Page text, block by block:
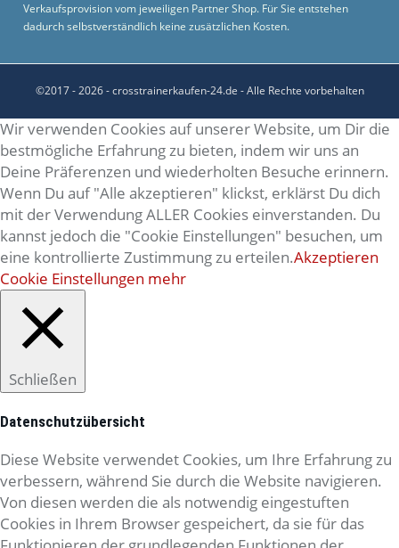
Verkaufsprovision vom jeweiligen Partner Shop. Für Sie entstehen
dadurch selbstverständlich keine zusätzlichen Kosten.
©2017 - 2026 - crosstrainerkaufen-24.de - Alle Rechte vorbehalten
Wir verwenden Cookies auf unserer Website, um Dir die
bestmögliche Erfahrung zu bieten, indem wir uns an
Deine Präferenzen und wiederholten Besuche erinnern.
Wenn Du auf "Alle akzeptieren" klickst, erklärst Du dich
mit der Verwendung ALLER Cookies einverstanden. Du
kannst jedoch die "Cookie Einstellungen" besuchen, um
eine kontrollierte Zustimmung zu erteilen.Akzeptieren
Cookie Einstellungen mehr
Schließen
Datenschutzübersicht
Diese Website verwendet Cookies, um Ihre Erfahrung zu
verbessern, während Sie durch die Website navigieren.
Von diesen werden die als notwendig eingestuften
Cookies in Ihrem Browser gespeichert, da sie für das